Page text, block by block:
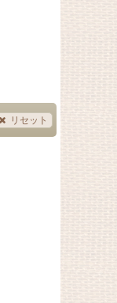
リセット